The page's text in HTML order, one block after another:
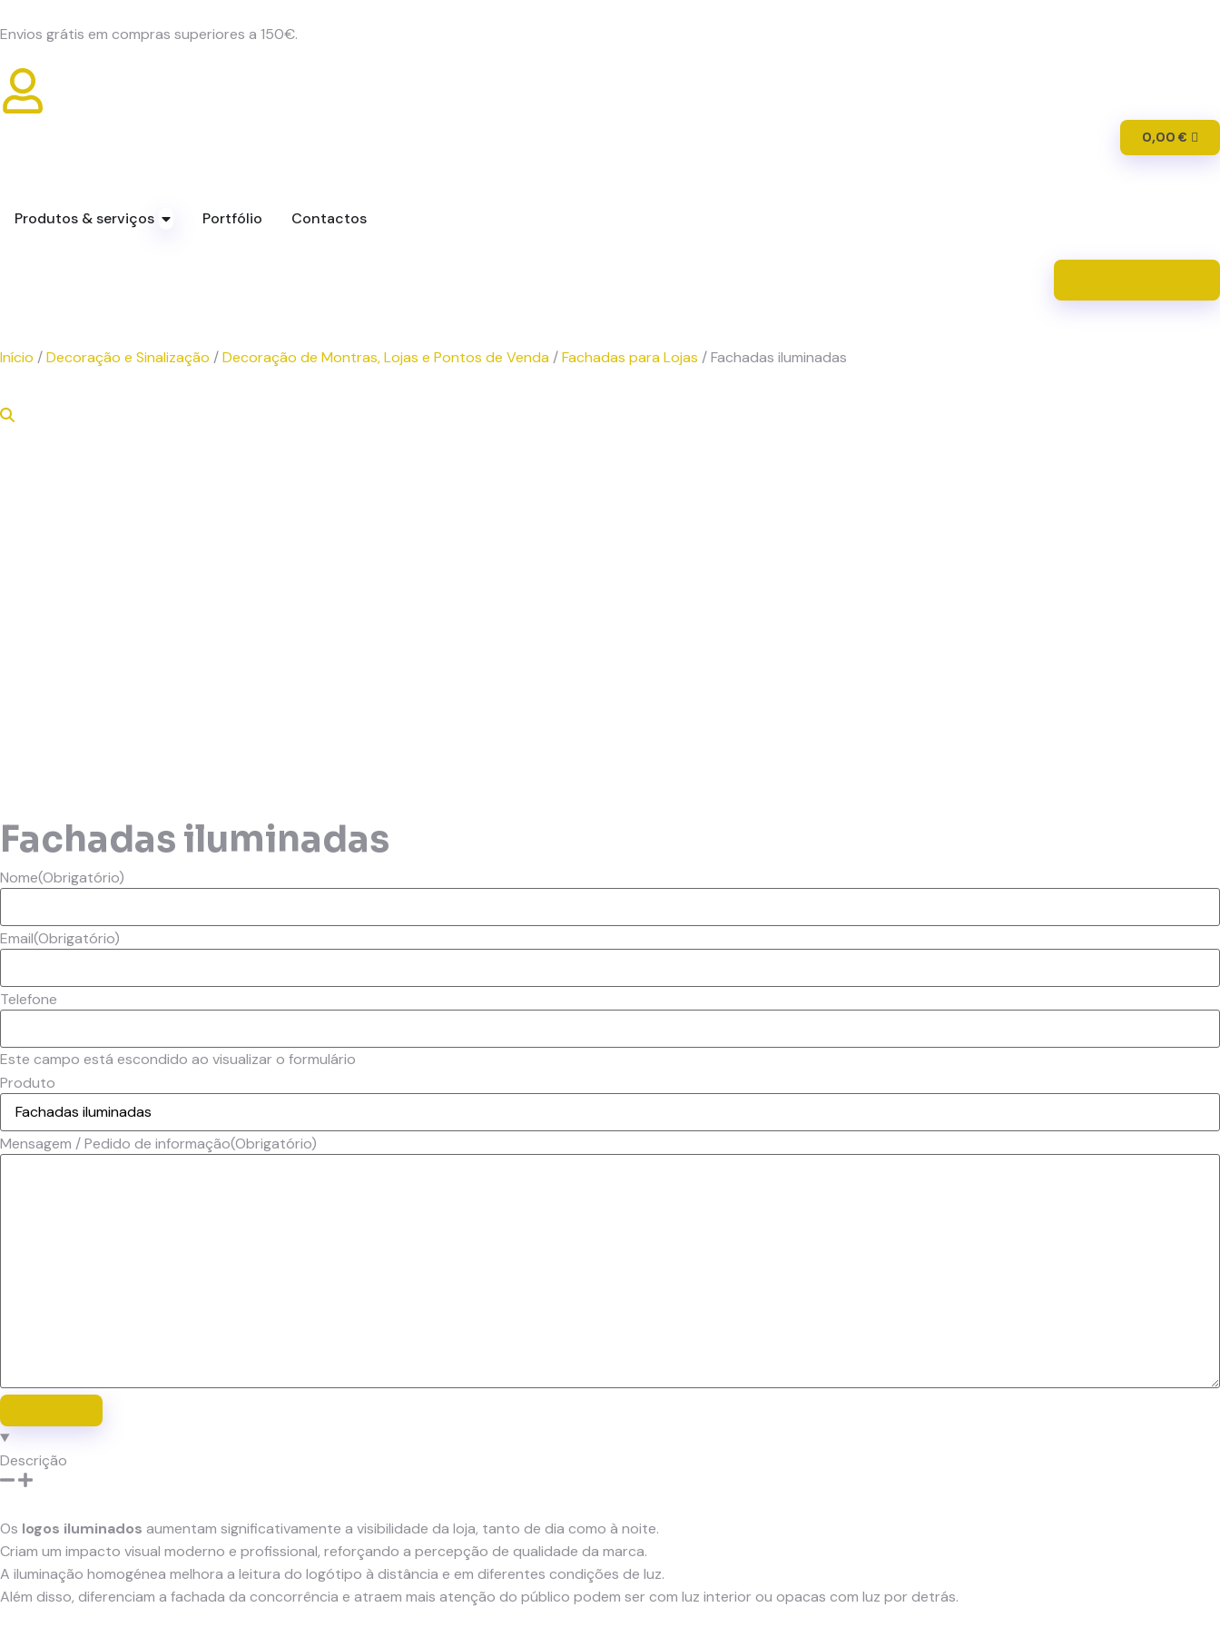
Envios grátis em compras superiores a 150€.
0,00 €
Produtos & serviços Portfólio Contactos
Início /Decoração e Sinalização /Decoração de Montras, Lojas e Pontos de Venda /Fachadas para Lojas / Fachadas iluminadas
Fachadas iluminadas
Nome(Obrigatório)
Email(Obrigatório)
Telefone
Este campo está escondido ao visualizar o formulário
Produto
Mensagem / Pedido de informação(Obrigatório)
Descrição
Os logos iluminados aumentam significativamente a visibilidade da loja, tanto de dia como à noite.
Criam um impacto visual moderno e profissional, reforçando a percepção de qualidade da marca.
A iluminação homogénea melhora a leitura do logótipo à distância e em diferentes condições de luz.
Além disso, diferenciam a fachada da concorrência e atraem mais atenção do público podem ser com luz interior ou opacas com luz por detrás.